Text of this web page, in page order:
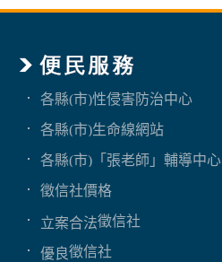
各縣(市)性侵害防治中心
各縣(市)生命線網站
各縣(市)「張老師」輔導中心
徵信社價格
立案合法徵信社
優良徵信社